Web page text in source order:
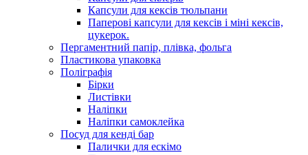
Капсули для кексів тюльпани
Паперові капсули для кексів і міні кексів,
цукерок.
Пергаментний папір, плівка, фольга
Пластикова упаковка
Поліграфія
Бірки
Листівки
Наліпки
Наліпки самоклейка
Посуд для кенді бар
Палички для ескімо